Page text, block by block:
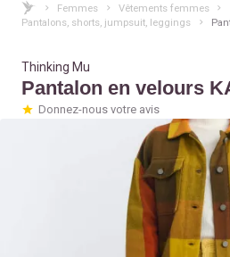
Femmes
Vêtements femmes
Pantalons, shorts, jumpsuit, leggings
Thinking Mu
Pantalon en velours
Donnez-nous votre avis